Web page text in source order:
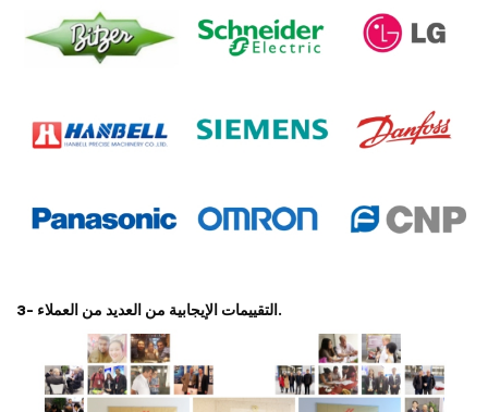
3- التقييمات الإيجابية من العديد من العملاء.